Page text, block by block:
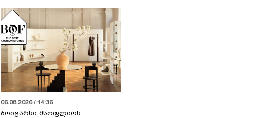
06.08.2026 / 14:36
ბოიგარსი მსოფლიოს